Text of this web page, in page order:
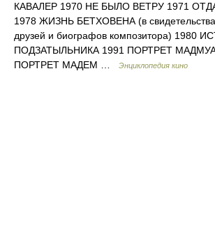
КАВАЛЕР 1970 НЕ БЫЛО ВЕТРУ 1971
1978 ЖИЗНЬ БЕТХОВЕНА (в
друзей и биографов композитора) 1980
ПОДЗАТЫЛЬНИКА 1991 ПОРТРЕТ
ПОРТРЕТ МАДЕМ …
Энциклопедия кино